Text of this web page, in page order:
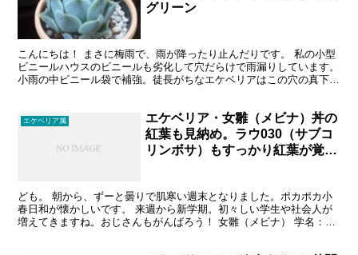
グリーン
こんにちは！ まさに梅雨で、雨が降ったり止んだりです。 私の小型
ビニールハウスのビニールも劣化して穴だらけで雨漏りしています。
小雨の中ビニール袋で補強。徒長がちなエケベリアはこの穴の真下
エケベリア属
エケベリア・女雛（メビナ）丼の
紅葉も見納め。ラウ030（サブコ
リンボサ）もすっかり紅葉が覚め
ども。 朝から、ずーと曇りで肌寒い週末となりました。ポカポカ小
春日和が懐かしいです。 来週から新学期。初々しい学生や社会人が
増えてきますね。おじさんもがんばろう！ 女雛（メビナ） 学名：